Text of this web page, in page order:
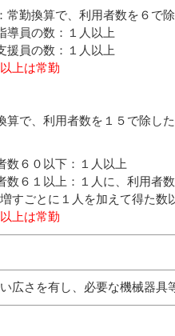
で、利用者数を６で除
：１人以上
人以上
上は常勤
を１５で除した数以
以下：１人以上
利用者数が６０人
えて得た数以
上は常勤
を有し、必要な機械器具